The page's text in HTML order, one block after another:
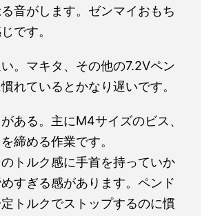
音がします。ゼンマイおもち
です。
。マキタ、その他の7.2Vペン
れているとかなり遅いです。
ある。主にM4サイズのビス、
締める作業です。
トルク感に手首を持っていか
すぎる感があります。ペンド
トルクでストップするのに慣